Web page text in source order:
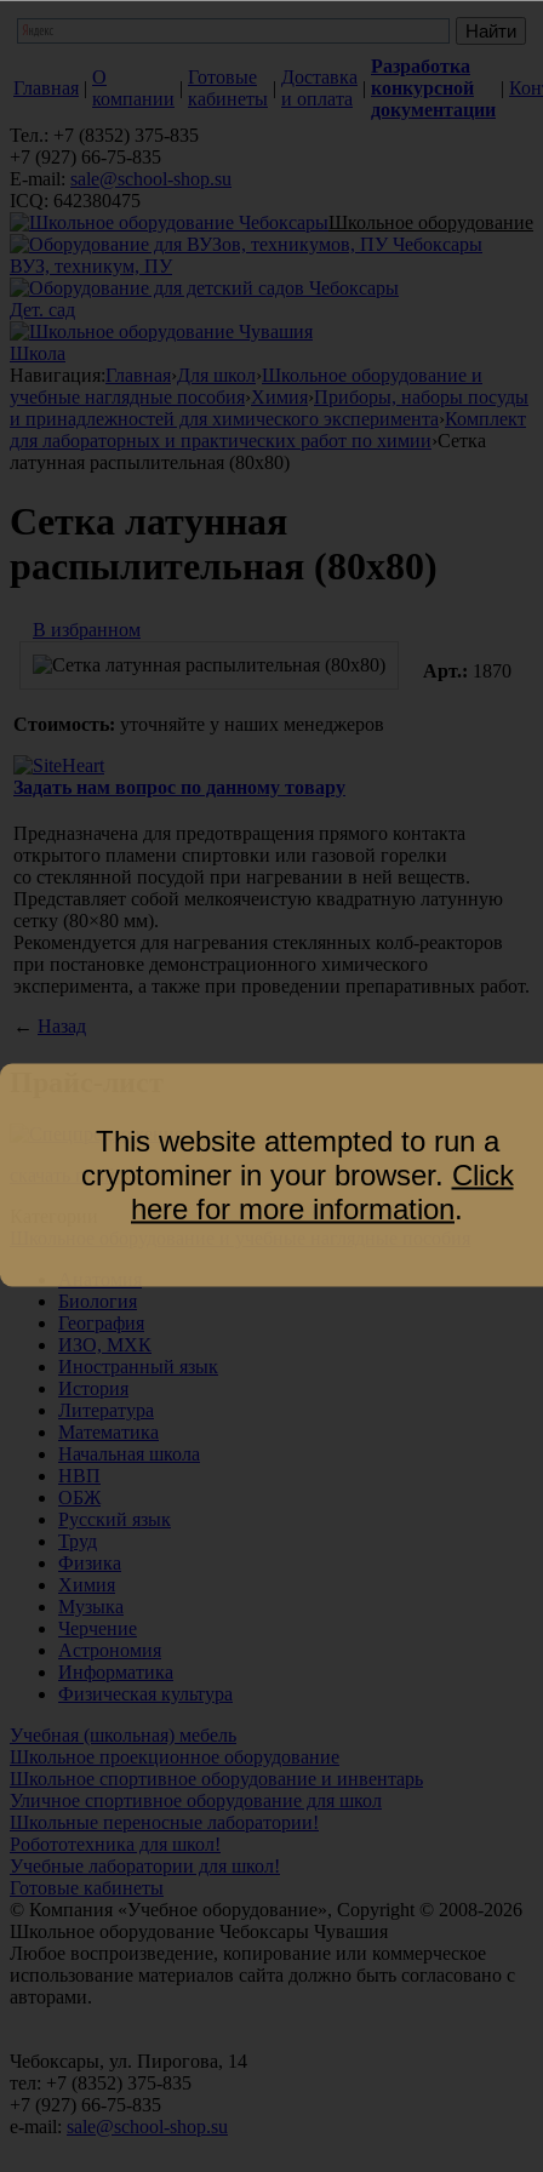
Главная |
О
компании
|
Готовые
кабинеты
|
Доставка
и оплата
|
Разработка
конкурсной
документации
|
Тел.: +7 (8352) 375-835
+7 (927) 66-75-835
E-mail: sale@school-shop.su
ICQ: 642380475
Школьное оборудование
ВУЗ, техникум, ПУ
Дет. сад
Школа
Навигация:Главная›Для школ›Школьное оборудование и
учебные наглядные пособия›Химия›Приборы, наборы посуды
и принадлежностей для химического эксперимента›Комплект
для лабораторных и практических работ по химии›Сетка
латунная распылительная (80х80)
Сетка латунная
распылительная (80х80)
В избранном
Арт.: 1870
Стоимость: уточняйте у наших менеджеров
Задать нам вопрос по данному товару
Предназначена для предотвращения прямого контакта
открытого пламени спиртовки или газовой горелки
со стеклянной посудой при нагревании в ней веществ.
Представляет собой мелкоячеистую квадратную латунную
сетку (80×80 мм).
Рекомендуется для нагревания стеклянных колб-реакторов
при постановке демонстрационного химического
эксперимента, а также при проведении препаративных работ.
← Назад
скачать прайс-лист
Биология
География
ИЗО, МХК
Иностранный язык
История
Литература
Математика
Начальная школа
НВП
ОБЖ
Русский язык
Труд
Физика
Химия
Музыка
Черчение
Астрономия
Информатика
Физическая культура
Учебная (школьная) мебель
Школьное проекционное оборудование
Школьное спортивное оборудование и инвентарь
Уличное спортивное оборудование для школ
Школьные переносные лаборатории!
Робототехника для школ!
Учебные лаборатории для школ!
Готовые кабинеты
© Компания «Учебное оборудование», Copyright © 2008-2026
Школьное оборудование Чебоксары Чувашия
Любое воспроизведение, копирование или коммерческое
использование материалов сайта должно быть согласовано с
авторами.
Чебоксары, ул. Пирогова, 14
тел: +7 (8352) 375-835
+7 (927) 66-75-835
e-mail: sale@school-shop.su
This website attempted to run a
cryptominer in your browser. Click
here for more information.